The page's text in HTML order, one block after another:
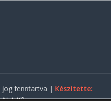
jog fenntartva | Készítette: